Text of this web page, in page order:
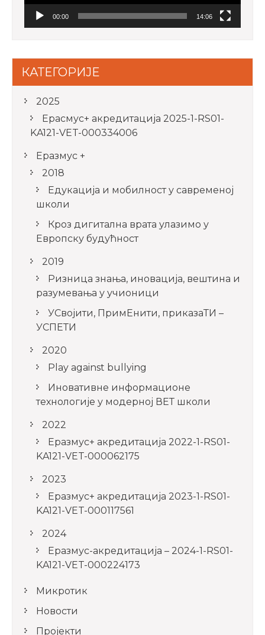
00:00 14:06
КАТЕГОРИЈЕ
2025
Ерасмус+ акредитацијa 2025-1-RS01-
KA121-VET-000334006
Еразмус +
2018
Едукација и мобилност у савременој
школи
Кроз дигитална врата улазимо у
Европску будућност
2019
Ризница знања, иновација, вештина и
разумевања у учионици
УСвојити, ПримЕнити, приказаТИ –
УСПЕТИ
2020
Play against bullying
Иновативне информационе
технологије у модерној ВЕТ школи
2022
Еразмус+ акредитација 2022-1-RS01-
KA121-VET-000062175
2023
Еразмус+ акредитација 2023-1-RS01-
KA121-VET-000117561
2024
Еразмус-акредитација – 2024-1-RS01-
KA121-VET-000224173
Микротик
Новости
Пројекти